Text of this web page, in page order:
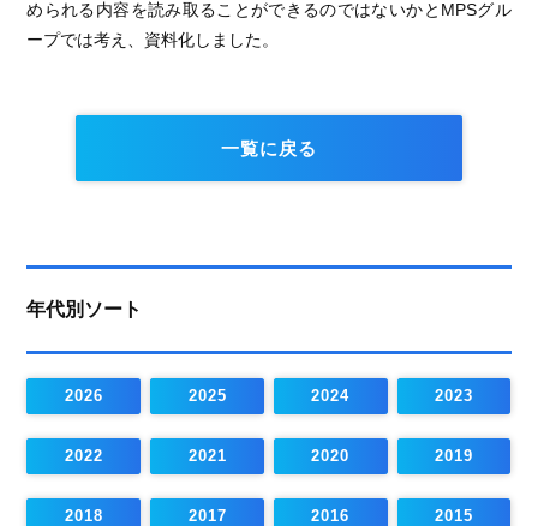
められる内容を読み取ることができるのではないかとMPSグル
ープでは考え、資料化しました。
一覧に戻る
年代別ソート
2026 2025 2024 2023
2022 2021 2020 2019
2018 2017 2016 2015